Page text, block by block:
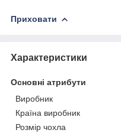
Приховати
Характеристики
Основні атрибути
Виробник
Країна виробник
Розмір чохла